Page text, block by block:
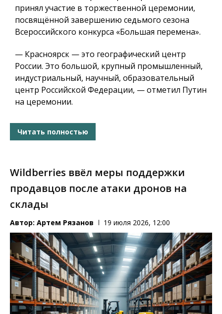
принял участие в торжественной церемонии,
посвящённой завершению седьмого сезона
Всероссийского конкурса «Большая перемена».
— Красноярск — это географический центр
России. Это большой, крупный промышленный,
индустриальный, научный, образовательный
центр Российской Федерации, — отметил Путин
на церемонии.
Читать полностью
Wildberries ввёл меры поддержки
продавцов после атаки дронов на
склады
Автор: Артем Рязанов 19 июля 2026, 12:00